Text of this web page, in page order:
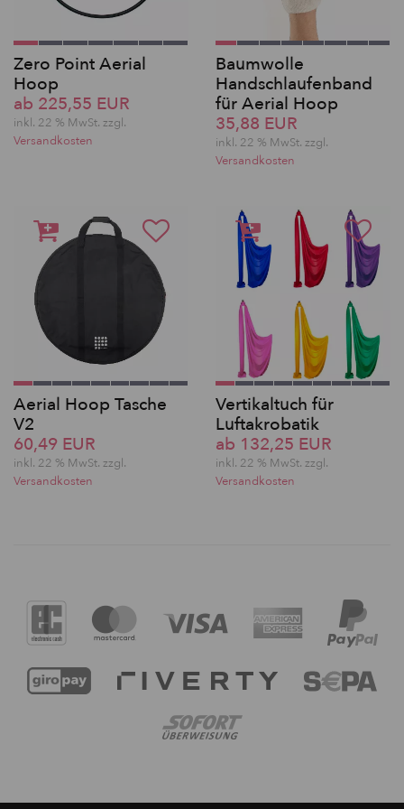
Zero Point Aerial
Hoop
ab 225,55 EUR
inkl. 22 % MwSt. zzgl.
Versandkosten
Baumwolle
Handschlaufenband
für Aerial Hoop
35,88 EUR
inkl. 22 % MwSt. zzgl.
Versandkosten
Aerial Hoop Tasche
V2
60,49 EUR
inkl. 22 % MwSt. zzgl.
Versandkosten
Vertikaltuch für
Luftakrobatik
ab 132,25 EUR
inkl. 22 % MwSt. zzgl.
Versandkosten